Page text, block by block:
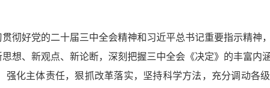
彻好党的二十届三中全会精神和习近平总书记重要指示精神
想、新观点、新论断，深刻把握三中全会《决定》的丰富内
化主体责任，狠抓改革落实，坚持科学方法，充分调动各